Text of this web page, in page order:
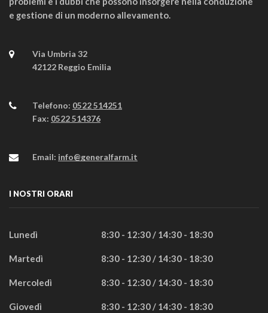
e gestione di un moderno allevamento.
Via Umbria 32
42122 Reggio Emilia
Telefono: 0522 514251
Fax: 0522 514376
Email: info@generalfarm.it
I NOSTRI ORARI
Lunedì 8:30 - 12:30 / 14:30 - 18:30
Martedì 8:30 - 12:30 / 14:30 - 18:30
Mercoledì 8:30 - 12:30 / 14:30 - 18:30
Giovedì 8:30 - 12:30 / 14:30 - 18:30